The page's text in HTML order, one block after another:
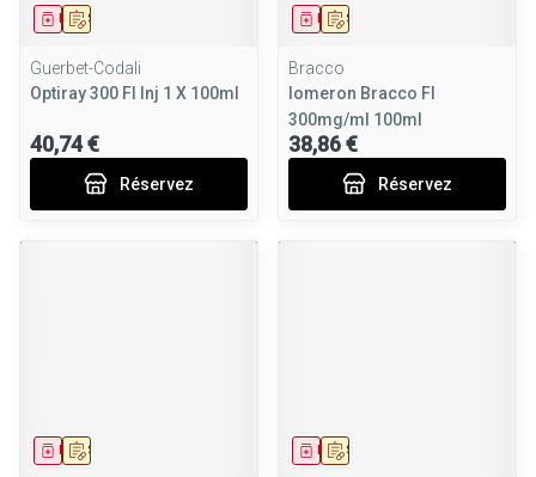
Sur prescription
Médicament
Guerbet-Codali
Optiray 300 Fl Inj 1 X 100ml
40,74 €
Réservez
Sur prescription
Médicament
Bracco
Iomeron Bracco Fl
300mg/ml 100ml
38,86 €
Réservez
Sur prescription
Médicament Sur prescription
Médicament